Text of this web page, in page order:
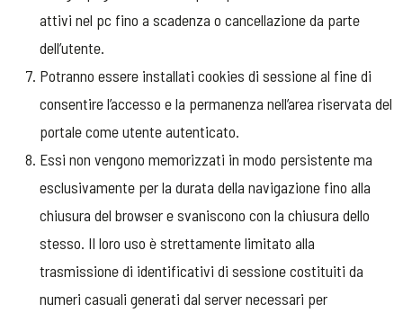
attivi nel pc fino a scadenza o cancellazione da parte
dell’utente.
Potranno essere installati cookies di sessione al fine di
consentire l’accesso e la permanenza nell’area riservata del
portale come utente autenticato.
Essi non vengono memorizzati in modo persistente ma
esclusivamente per la durata della navigazione fino alla
chiusura del browser e svaniscono con la chiusura dello
stesso. Il loro uso è strettamente limitato alla
trasmissione di identificativi di sessione costituiti da
numeri casuali generati dal server necessari per